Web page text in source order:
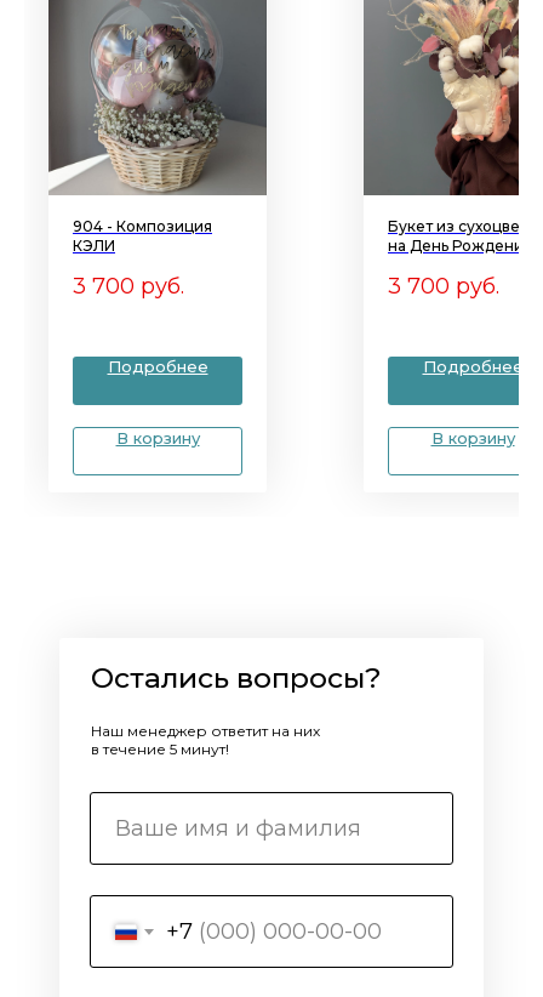
904 - Композиция
КЭЛИ
3 700 руб.
Подробнее
В корзину
Букет из
на День Рождения
3 700 руб.
Подробнее
В корзину
+7
Остались вопросы?
Наш менеджер ответит на них
в течение 5 минут!